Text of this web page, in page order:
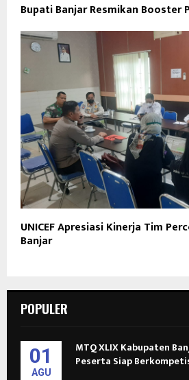
Bupati Banjar Resmikan Booster
UNICEF Apresiasi Kinerja Tim
Banjar
POPULER
01
AGU
MTQ XLIX Kabupaten
Peserta Siap